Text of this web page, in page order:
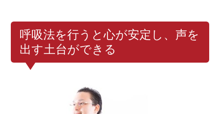
呼吸法を行うと心が安定し、声を
出す土台ができる